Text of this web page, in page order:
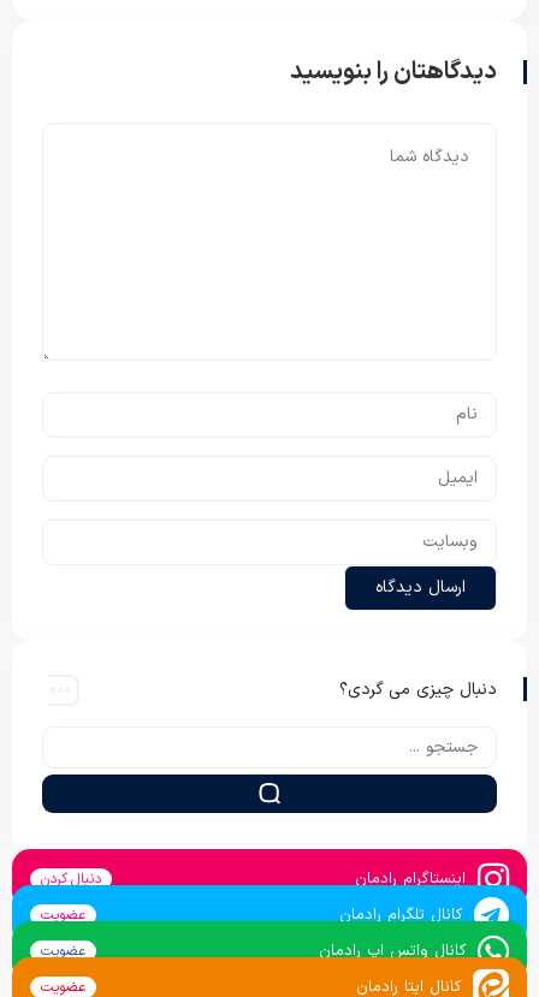
دیدگاهتان را بنویسید
دنبال چیزی می گردی؟
اینستاگرام رادمان دنبال کردن
کانال تلگرام رادمان عضویت
کانال واتس اپ رادمان عضویت
کانال ایتا رادمان عضویت